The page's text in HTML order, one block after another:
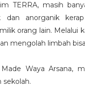
TERRA, masih
dan anorganik
orang lain. Melalui
mengolah limbah
Waya Arsana,
sekolah.